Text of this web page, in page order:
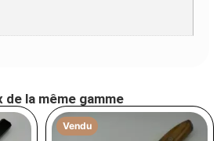
la même gamme
Vendu